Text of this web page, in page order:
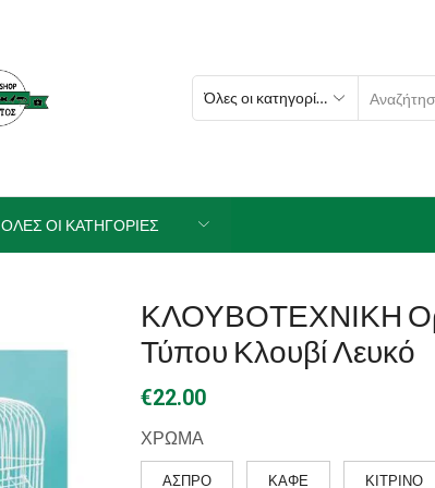
ΟΛΕΣ ΟΙ ΚΑΤΗΓΟΡΙΕΣ
ΚΛΟΥΒΟΤΕΧΝΙΚΗ
Τύπου Κλουβί Λευκό
€22.00
ΧΡΩΜΑ
ΑΣΠΡΟ ΚΑΦΕ ΚΙΤΡΙΝΟ